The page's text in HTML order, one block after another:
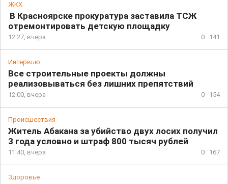
ЖКХ
В Красноярске прокуратура заставила ТСЖ
отремонтировать детскую площадку
12:27, вчера 0 141
Интервью
Все строительные проекты должны
реализовываться без лишних препятствий
12:00, вчера 0 154
Происшествия
Житель Абакана за убийство двух лосих получил
3 года условно и штраф 800 тысяч рублей
11:40, вчера 0 167
Здоровье